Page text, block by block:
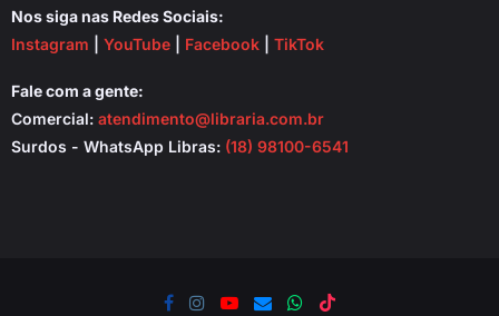
Nos siga nas Redes Sociais:
Instagram
YouTube Facebook TikTok
Fale com a gente:
Comercial: atendimento@libraria.com.br
Surdos - WhatsApp Libras: (18) 98100-6541